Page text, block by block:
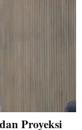
Proyeksi